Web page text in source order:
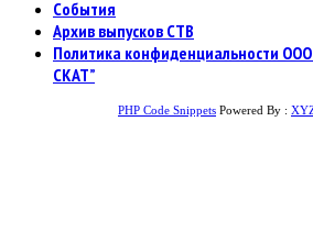
События
Архив выпусков СТВ
Политика конфиденциальности
СКАТ”
PHP Code Snippets Powered By :